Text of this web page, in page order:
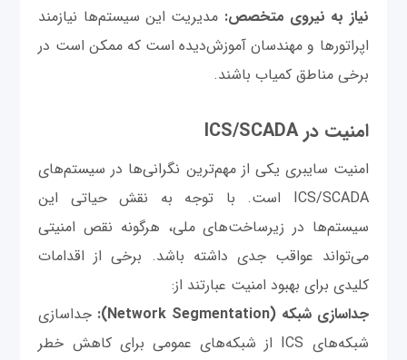
نیاز به نیروی متخصص: مدیریت این سیستم‌ها نیازمند
اپراتورها و مهندسان آموزش‌دیده است که ممکن است در
برخی مناطق کمیاب باشند.
امنیت در ICS/SCADA
امنیت سایبری یکی از مهم‌ترین نگرانی‌ها در سیستم‌های
ICS/SCADA است. با توجه به نقش حیاتی این
سیستم‌ها در زیرساخت‌های ملی، هرگونه نقص امنیتی
می‌تواند عواقب جدی داشته باشد. برخی از اقدامات
کلیدی برای بهبود امنیت عبارتند از:
جداسازی شبکه (Network Segmentation):
جداسازی
شبکه‌های ICS از شبکه‌های عمومی برای کاهش خطر